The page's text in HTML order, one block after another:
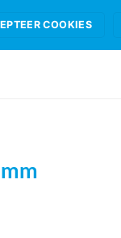
COOKIES